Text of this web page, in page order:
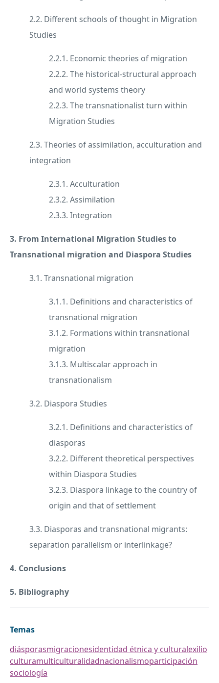
2.2. Different schools of thought in Migration
Studies
2.2.1. Economic theories of migration
2.2.2. The historical-structural approach
and world systems theory
2.2.3. The transnationalist turn within
Migration Studies
2.3. Theories of assimilation, acculturation and
integration
2.3.1. Acculturation
2.3.2. Assimilation
2.3.3. Integration
3. From International Migration Studies to
Transnational migration and Diaspora Studies
3.1. Transnational migration
3.1.1. Definitions and characteristics of
transnational migration
3.1.2. Formations within transnational
migration
3.1.3. Multiscalar approach in
transnationalism
3.2. Diaspora Studies
3.2.1. Definitions and characteristics of
diasporas
3.2.2. Different theoretical perspectives
within Diaspora Studies
3.2.3. Diaspora linkage to the country of
origin and that of settlement
3.3. Diasporas and transnational migrants:
separation parallelism or interlinkage?
4. Conclusions
5. Bibliography
Temas
diásporasmigracionesidentidad étnica y culturalexilio
culturamulticulturalidadnacionalismoparticipación
sociología